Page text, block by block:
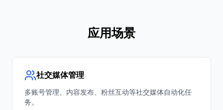
应用场景
社交媒体管理
多账号管理、内容发布、粉丝互动等社交媒体自动化任
务。